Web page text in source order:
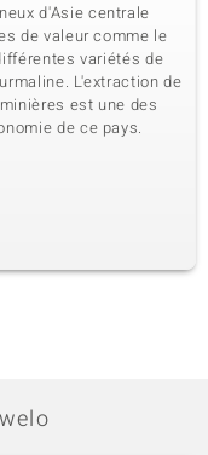
d'Asie centrale
de valeur comme le
variétés de
L'extraction de
est une des
de ce pays.